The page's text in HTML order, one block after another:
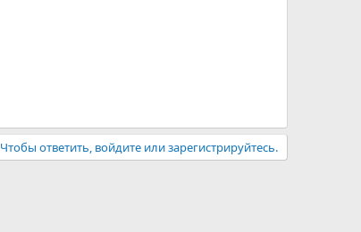
Чтобы ответить, войдите или зарегистрируйтесь.